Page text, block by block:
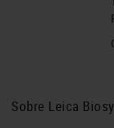
Sobre Leica